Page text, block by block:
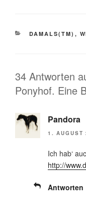
KATEGORIEN
DAMALS(TM) ,
34 Antworten
Ponyhof. Eine
Pandora
1. AUGUST
Ich hab‘
http://
Antworten